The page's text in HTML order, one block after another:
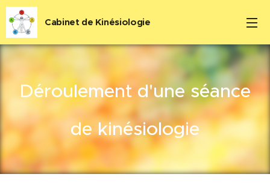
Cabinet de Kinésiologie
Déroulement d'une séance
de kinésiologie